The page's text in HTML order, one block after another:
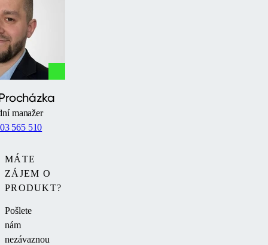
MÁTE
ZÁJEM O
PRODUKT?
Pošlete
nám
nezávaznou
manažer
565 510